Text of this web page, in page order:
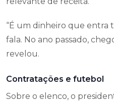
“É um dinheiro que entra
fala. No ano passado,
revelou.
Contratações e futebol
Sobre o elenco, o